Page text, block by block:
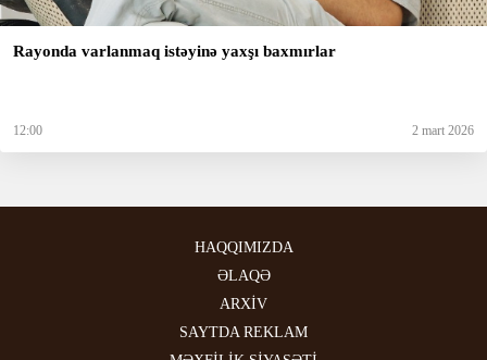
Rayonda varlanmaq istəyinə yaxşı baxmırlar
12:00 2 mart 2026
HAQQIMIZDA
ƏLAQƏ
ARXİV
SAYTDA REKLAM